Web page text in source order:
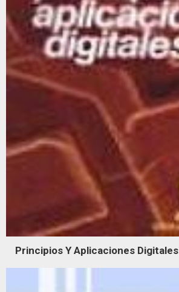
Principios Y Aplicaciones Digitales